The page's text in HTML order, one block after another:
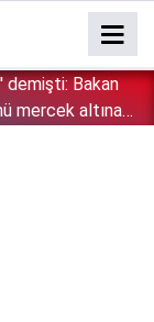
demişti: Bakan
mercek altına